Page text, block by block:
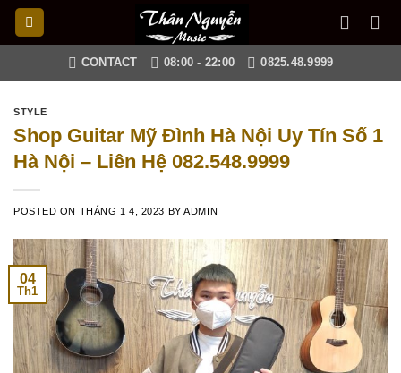
Skip
CONTACT 08:00 - 22:00 0825.48.9999
STYLE
Shop Guitar Mỹ Đình Hà Nội Uy Tín Số 1
Hà Nội – Liên Hệ 082.548.9999
POSTED ON THÁNG 1 4, 2023 BYADMIN
04
Th1